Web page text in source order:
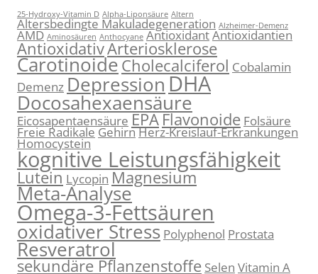
25-Hydroxy-Vitamin D Alpha-Liponsäure Altern
Altersbedingte Makuladegeneration Alzheimer-Demenz
AMD Aminosäuren Anthocyane AntioxidantAntioxidantien
AntioxidativArteriosklerose
CarotinoideCholecalciferol Cobalamin
Demenz DepressionDHA
Docosahexaensäure
Eicosapentaensäure EPAFlavonoide Folsäure
Freie RadikaleGehirnHerz-Kreislauf-Erkrankungen
Homocystein
kognitive Leistungsfähigkeit
Lutein Lycopin Magnesium
Meta-Analyse
Omega-3-Fettsäuren
oxidativer Stress Polyphenol Prostata
Resveratrol
sekundäre Pflanzenstoffe Selen Vitamin A